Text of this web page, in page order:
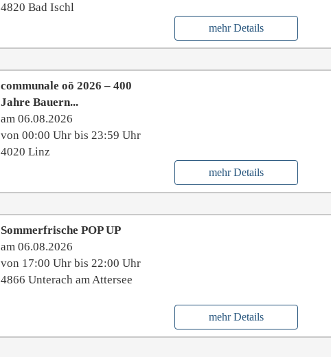
4820 Bad Ischl
mehr Details
communale oö 2026 – 400
Jahre Bauern...
am 06.08.2026
von 00:00 Uhr bis 23:59 Uhr
4020 Linz
mehr Details
Sommerfrische POP UP
am 06.08.2026
von 17:00 Uhr bis 22:00 Uhr
4866 Unterach am Attersee
mehr Details